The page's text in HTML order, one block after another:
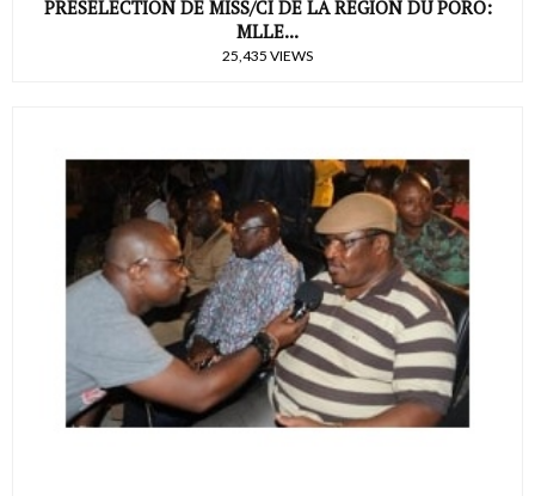
PRÉSÉLECTION DE MISS/CI DE LA RÉGION DU PORO:
MLLE...
25,435 VIEWS